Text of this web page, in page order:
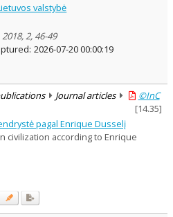
valstybė
2, 46-49
2026-07-20 00:00:19
Journal articles
©InC
[14.35]
pagal Enrique Dusselį
civilization according to Enrique